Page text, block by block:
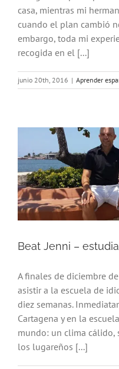
casa, mientras mi
cuando el plan cambió
embargo, toda mi
recogida en el [...]
junio 20th, 2016 | Aprender
Beat Jenni –
A finales de diciembre
asistir a la escuela de
diez semanas.
Cartagena y en la
mundo: un clima cálido,
los lugareños [...]